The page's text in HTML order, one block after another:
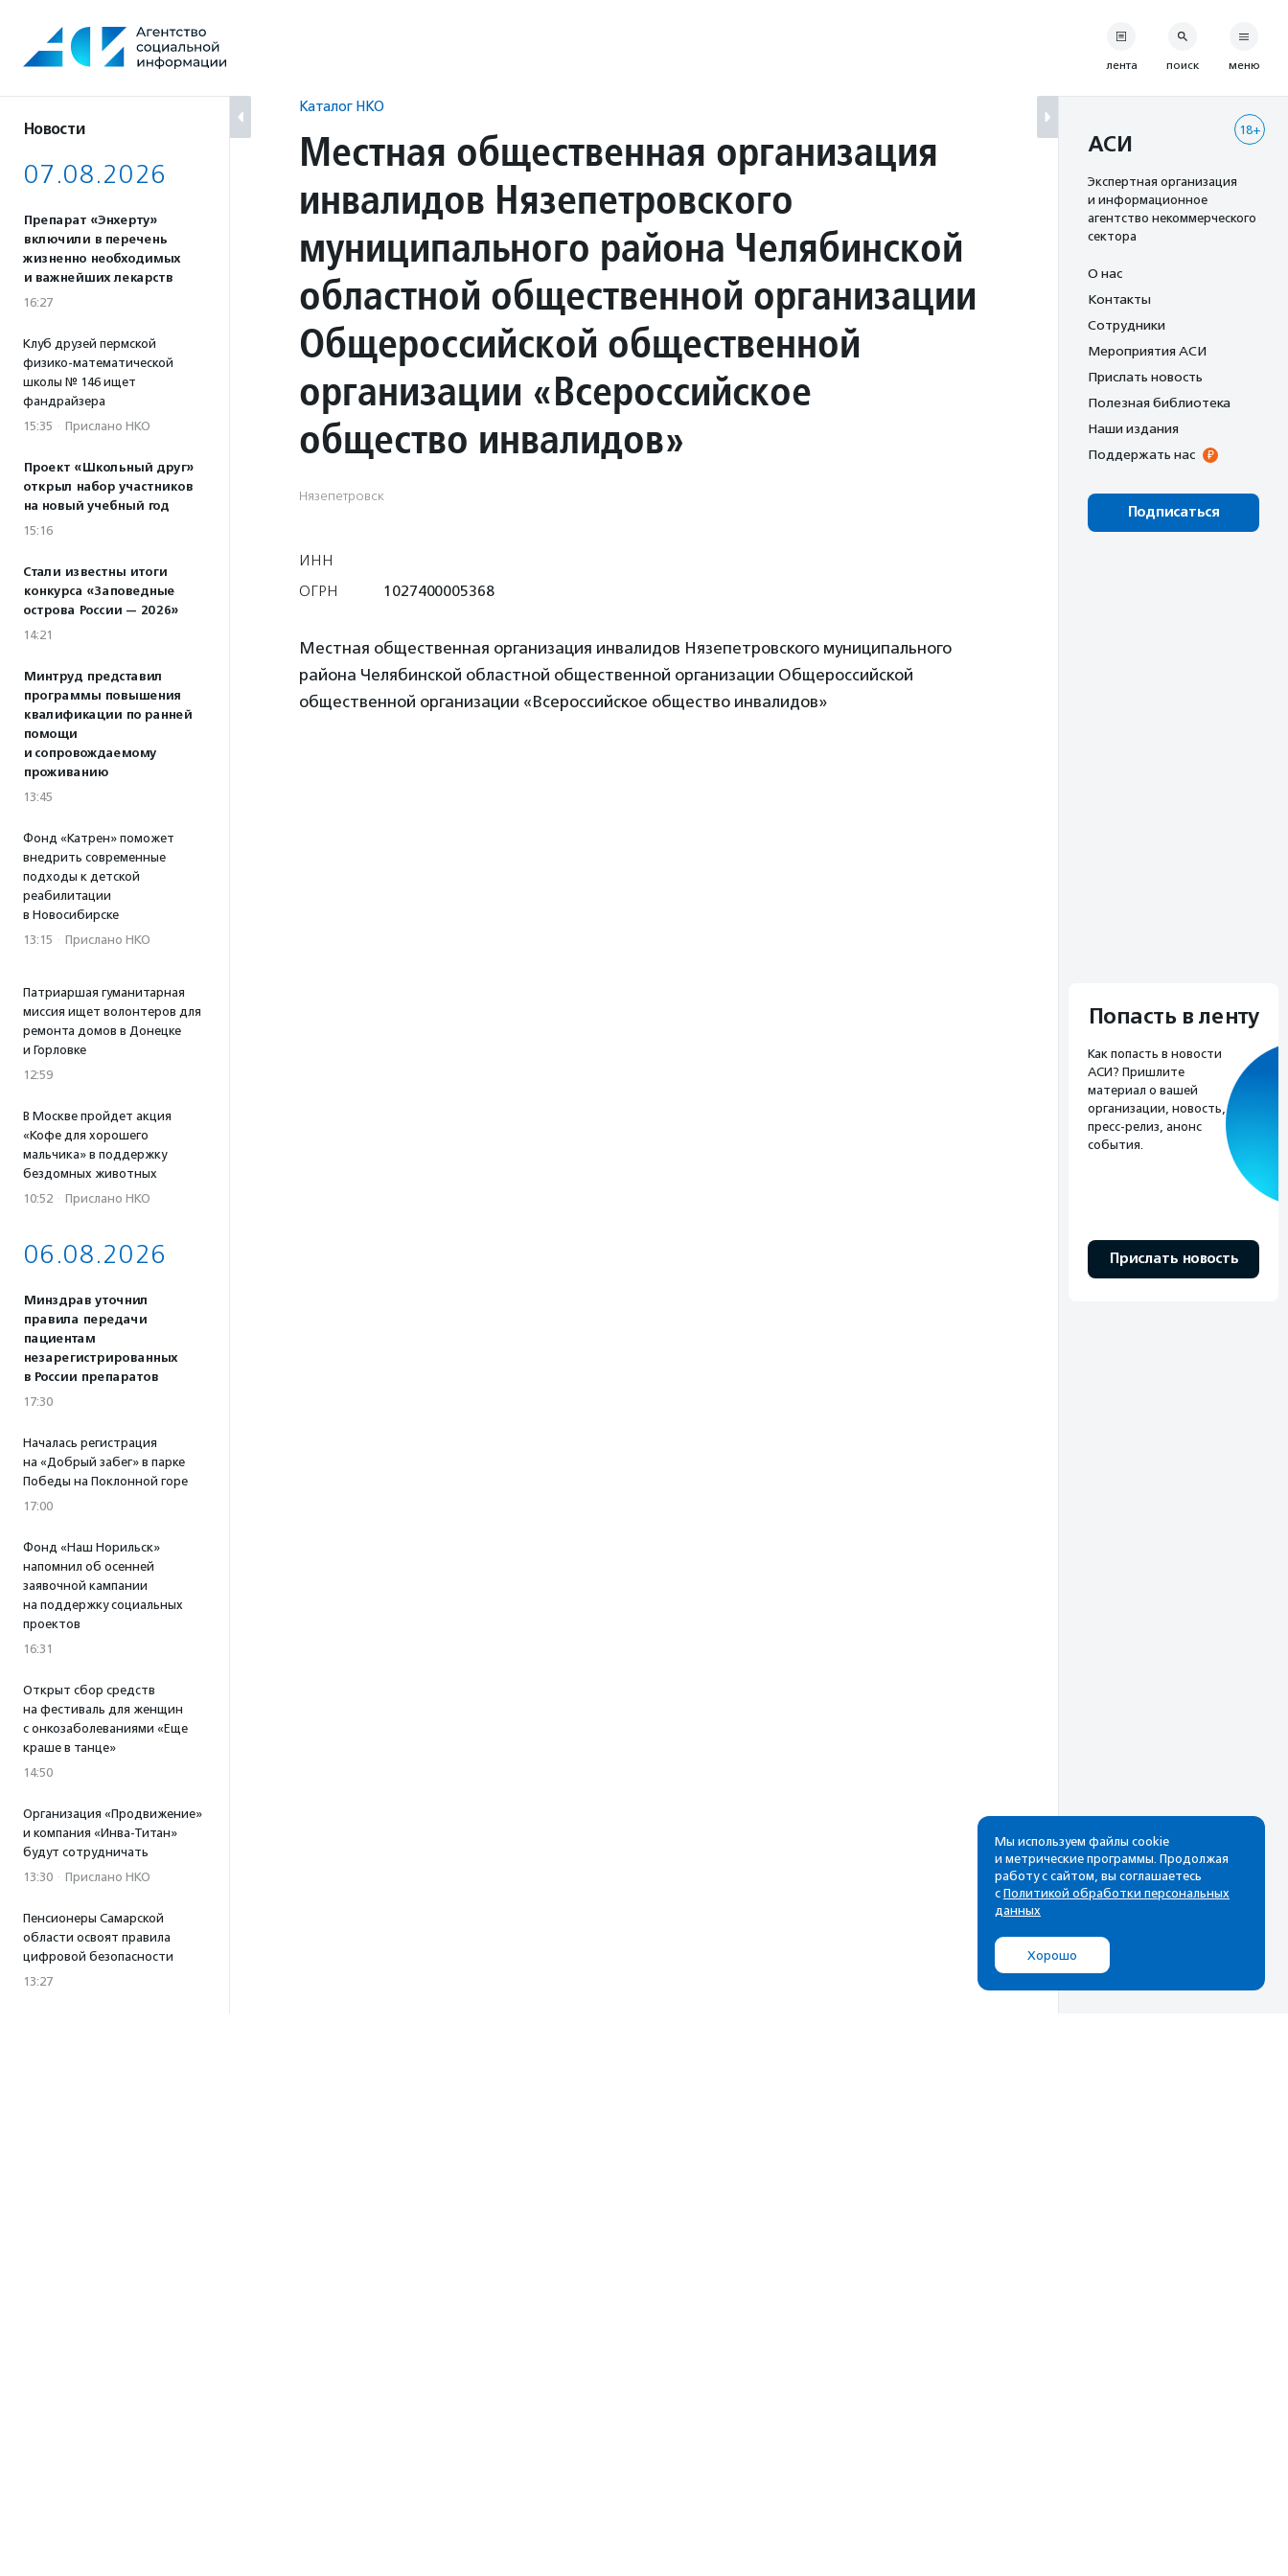
содержанию
Новости
07.08.2026
Препарат «Энхерту»
включили в перечень
жизненно необходимых
и важнейших лекарств
16:27
Клуб друзей пермской
физико-математической
школы № 146 ищет
фандрайзера
15:35 · Прислано НКО
Проект «Школьный друг»
открыл набор участников
на новый учебный год
15:16
Стали известны итоги
конкурса «Заповедные
острова России — 2026»
14:21
Минтруд представил
программы повышения
квалификации по ранней
помощи
и сопровождаемому
проживанию
13:45
Фонд «Катрен» поможет
внедрить современные
подходы к детской
реабилитации
в Новосибирске
13:15 · Прислано НКО
Патриаршая гуманитарная
миссия ищет волонтеров для
ремонта домов в Донецке
и Горловке
12:59
В Москве пройдет акция
«Кофе для хорошего
мальчика» в поддержку
бездомных животных
10:52 · Прислано НКО
06.08.2026
Минздрав уточнил
правила передачи
пациентам
незарегистрированных
в России препаратов
17:30
Началась регистрация
на «Добрый забег» в парке
Победы на Поклонной горе
17:00
Фонд «Наш Норильск»
напомнил об осенней
заявочной кампании
на поддержку социальных
проектов
16:31
Открыт сбор средств
на фестиваль для женщин
с онкозаболеваниями «Еще
краше в танце»
14:50
Организация «Продвижение»
и компания «Инва-Титан»
будут сотрудничать
13:30 · Прислано НКО
Пенсионеры Самарской
области освоят правила
цифровой безопасности
13:27
Каталог НКО
Местная общественная организация
инвалидов Нязепетровского
муниципального района Челябинской
областной общественной организации
Общероссийской общественной
организации «Всероссийское
общество инвалидов»
Нязепетровск
ИНН
ОГРН
1027400005368
Местная общественная организация инвалидов Нязепетровского муниципального
района Челябинской областной общественной организации Общероссийской
общественной организации «Всероссийское общество инвалидов»
лента поиск меню
18+
АСИ
Экспертная организация
и информационное
агентство некоммерческого
сектора
О нас
Контакты
Сотрудники
Мероприятия АСИ
Прислать новость
Полезная библиотека
Наши издания
Поддержать нас
Подписаться
Попасть в ленту
Как попасть в новости
АСИ? Пришлите
материал о вашей
организации, новость,
пресс-релиз, анонс
события.
Прислать новость
Рассылка
Cамые свежие новости,
почтовом ящике
Мы используем файлы cookie
и метрические программы. Продолжая
работу с сайтом, вы соглашаетесь
с Политикой обработки персональных
данных
Хорошо